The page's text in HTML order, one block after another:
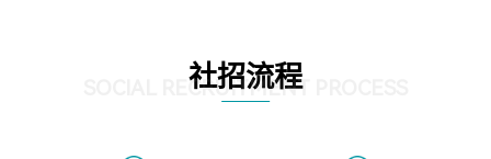
4、掌握DevOps思想、方法和流程。Jenkins工具使用；
5、掌握常见中间件配置与优化，如mysql、nginx等；
社招流程
SOCIAL RECRUITMENT PROCESS